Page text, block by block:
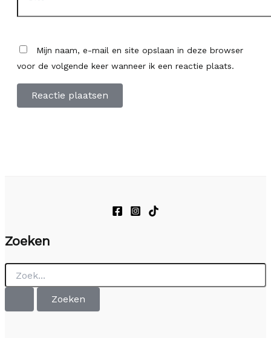
Mijn naam, e-mail en site opslaan in deze browser
voor de volgende keer wanneer ik een reactie plaats.
Zoeken
Zoek
naar: